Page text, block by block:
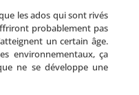
les ados qui sont rivés
probablement pas
un certain âge.
environnementaux, ça
ne se développe une